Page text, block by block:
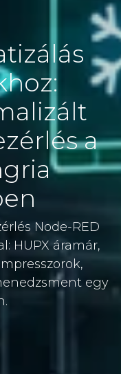
a
Node-RED
HUPX áramár,
egy